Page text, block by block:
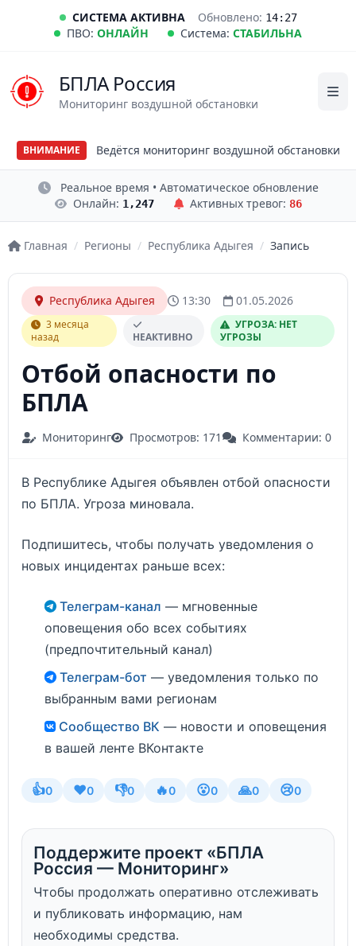
СИСТЕМА АКТИВНА Обновлено: 14:27
ПВО: ОНЛАЙН Система: СТАБИЛЬНА
БПЛА Россия
Мониторинг воздушной обстановки
ВНИМАНИЕ Ведётся мониторинг воздушной обстановки
Реальное время • Автоматическое обновление
Онлайн: 1,247 Активных тревог: 86
Главная / Регионы / Республика Адыгея / Запись
Республика Адыгея 13:30 01.05.2026
3 месяца
назад
НЕАКТИВНО
УГРОЗА: НЕТ
УГРОЗЫ
Отбой опасности по
БПЛА
Мониторинг Просмотров: 171 Комментарии: 0
В Республике Адыгея объявлен отбой опасности
по БПЛА. Угроза миновала.
Подпишитесь, чтобы получать уведомления о
новых инцидентах раньше всех:
Телеграм-канал — мгновенные
оповещения обо всех событиях
(предпочтительный канал)
Телеграм-бот — уведомления только по
выбранным вами регионам
Сообщество ВК — новости и оповещения
в вашей ленте ВКонтакте
👍0 ❤️0 👎0 🔥0 😮0 🙏0 😢0
Поддержите проект «БПЛА
Россия — Мониторинг»
Чтобы продолжать оперативно отслеживать
и публиковать информацию, нам
необходимы средства.